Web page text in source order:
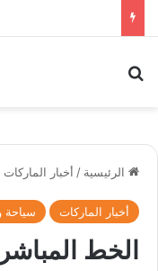
الرئيسية / أخبار الماركات
أخبار الماركات سياحة
الخط